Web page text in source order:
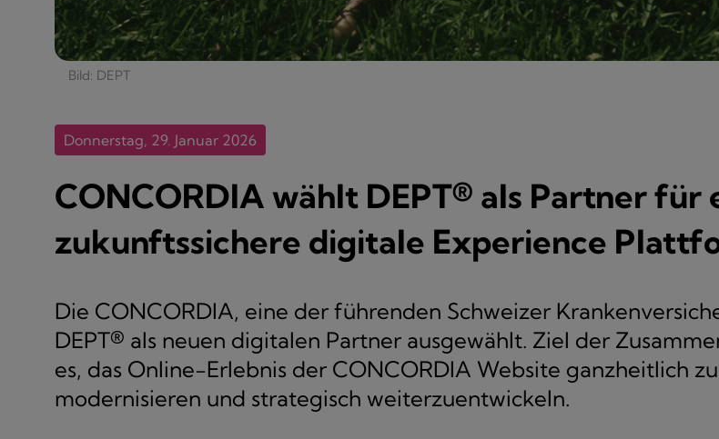
Bild: DEPT
Donnerstag, 29. Januar 2026
CONCORDIA wählt DEPT® als Partner für
zukunftssichere digitale Experience
Die CONCORDIA, eine der führenden Schweizer
DEPT® als neuen digitalen Partner ausgewählt. Ziel der
es, das Online-Erlebnis der CONCORDIA Website ganzheitlich zu
modernisieren und strategisch weiterzuentwickeln.